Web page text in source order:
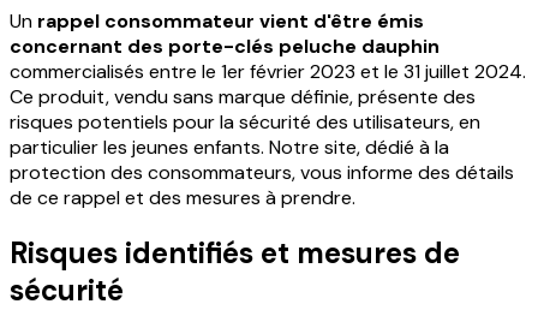
Un rappel consommateur vient d'être émis
concernant des porte-clés peluche dauphin
commercialisés entre le 1er février 2023 et le 31 juillet 2024.
Ce produit, vendu sans marque définie, présente des
risques potentiels pour la sécurité des utilisateurs, en
particulier les jeunes enfants. Notre site, dédié à la
protection des consommateurs, vous informe des détails
de ce rappel et des mesures à prendre.
Risques identifiés et mesures de
sécurité